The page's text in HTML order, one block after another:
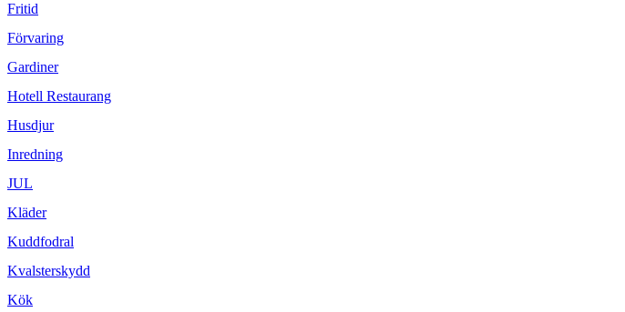
Fritid
Förvaring
Gardiner
Hotell Restaurang
Husdjur
Inredning
JUL
Kläder
Kuddfodral
Kvalsterskydd
Kök